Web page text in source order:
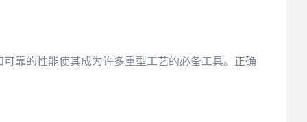
靠的性能使其成为许多重型工艺的必备工具。正确